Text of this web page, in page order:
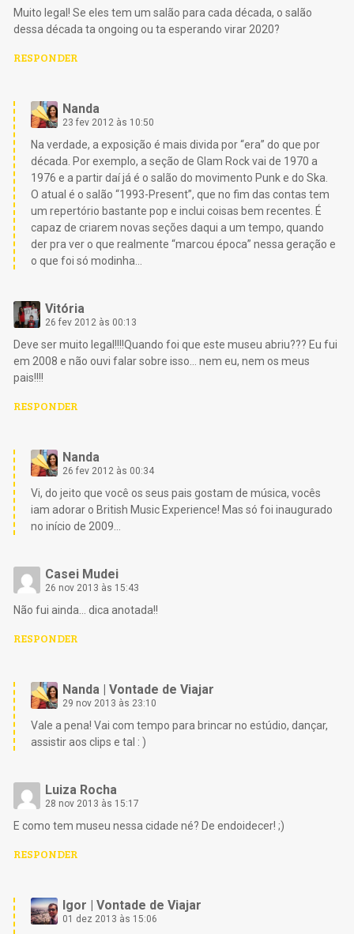
Muito legal! Se eles tem um salão para cada década, o salão
dessa década ta ongoing ou ta esperando virar 2020?
RESPONDER
Nanda
23 fev 2012 às 10:50
Na verdade, a exposição é mais divida por “era” do que por
década. Por exemplo, a seção de Glam Rock vai de 1970 a
1976 e a partir daí já é o salão do movimento Punk e do Ska.
O atual é o salão “1993-Present”, que no fim das contas tem
um repertório bastante pop e inclui coisas bem recentes. É
capaz de criarem novas seções daqui a um tempo, quando
der pra ver o que realmente “marcou época” nessa geração e
o que foi só modinha…
Vitória
26 fev 2012 às 00:13
Deve ser muito legal!!!!Quando foi que este museu abriu??? Eu fui
em 2008 e não ouvi falar sobre isso… nem eu, nem os meus
pais!!!!
RESPONDER
Nanda
26 fev 2012 às 00:34
Vi, do jeito que você os seus pais gostam de música, vocês
iam adorar o British Music Experience! Mas só foi inaugurado
no início de 2009…
Casei Mudei
26 nov 2013 às 15:43
Não fui ainda… dica anotada!!
RESPONDER
Nanda | Vontade de Viajar
29 nov 2013 às 23:10
Vale a pena! Vai com tempo para brincar no estúdio, dançar,
assistir aos clips e tal : )
Luiza Rocha
28 nov 2013 às 15:17
E como tem museu nessa cidade né? De endoidecer! ;)
RESPONDER
Igor | Vontade de Viajar
01 dez 2013 às 15:06